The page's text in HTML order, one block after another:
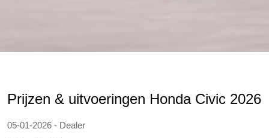
Prijzen & uitvoeringen Honda Civic 2026
05-01-2026 - Dealer